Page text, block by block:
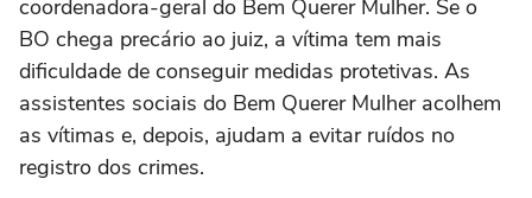
coordenadora-geral do Bem Querer Mulher. Se o
BO chega precário ao juiz, a vítima tem mais
dificuldade de conseguir medidas protetivas. As
assistentes sociais do Bem Querer Mulher acolhem
as vítimas e, depois, ajudam a evitar ruídos no
registro dos crimes.